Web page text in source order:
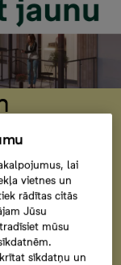
pret
lai
vietnes un
rādītas citās
Jūsu
mūsu
sīkdatņu un